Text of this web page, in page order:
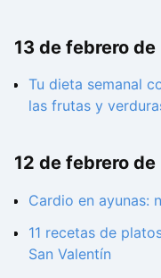
13 de febrero
Tu dieta semanal
las frutas y
12 de febrero
Cardio en ayunas:
11 recetas de
San Valentín